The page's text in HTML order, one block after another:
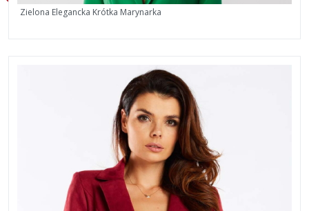
Zielona Elegancka Krótka Marynarka